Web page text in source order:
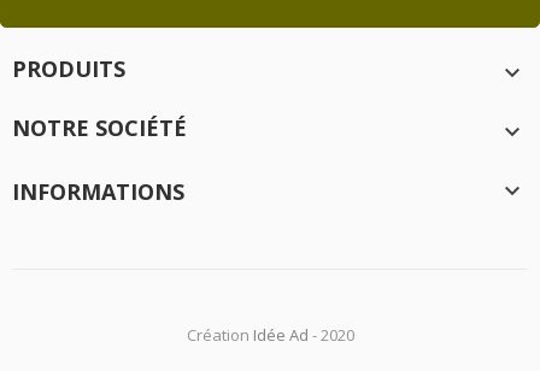
PRODUITS

NOTRE SOCIÉTÉ

INFORMATIONS 
Création Idée Ad - 2020